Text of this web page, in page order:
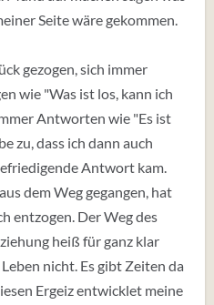
Seite wäre gekommen.
gezogen, sich immer
wie "Was ist los, kann ich
Antworten wie "Es ist
zu, dass ich dann auch
Antwort kam.
dem Weg gegangen, hat
entzogen. Der Weg des
heiß für ganz klar
nicht. Es gibt Zeiten da
Ergeiz entwicklet meine